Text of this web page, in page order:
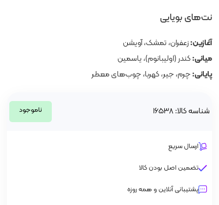
نت‌های بویایی
آغازین:زعفران، تمشک، آویشن
میانی:کندر (اولیبانوم)، یاسمین
پایانی:چرم، جیر، کهربا، چوب‌های معطر
شناسه کالا: 16538 ناموجود
ارسال سریع
تضمین اصل بودن کالا
پشتیبانی آنلاین و همه روزه